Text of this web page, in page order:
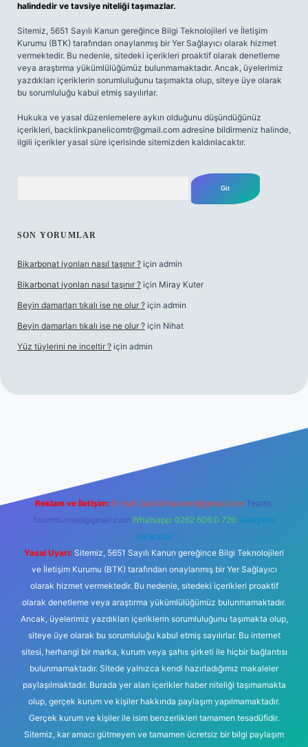
halindedir ve tavsiye niteliği taşımazlar.
Sitemiz, 5651 Sayılı Kanun gereğince Bilgi Teknolojileri ve İletişim
Kurumu (BTK) tarafından onaylanmış bir Yer Sağlayıcı olarak hizmet
vermektedir. Bu nedenle, sitedeki içerikleri proaktif olarak denetleme
veya araştırma yükümlülüğümüz bulunmamaktadır. Ancak, üyelerimiz
yazdıkları içeriklerin sorumluluğunu taşımakta olup, siteye üye olarak
bu sorumluluğu kabul etmiş sayılırlar.
Hukuka ve yasal düzenlemelere aykırı olduğunu düşündüğünüz
içerikleri, backlinkpanelicomtr@gmail.com adresine bildirmeniz halinde,
ilgili içerikler yasal süre içerisinde sitemizden kaldırılacaktır.
SON YORUMLAR
Bikarbonat iyonları nasıl taşınır ? için admin
Bikarbonat iyonları nasıl taşınır ? için Miray Kuter
Beyin damarları tıkalı ise ne olur ? için admin
Beyin damarları tıkalı ise ne olur ? için Nihat
Yüz tüylerini ne inceltir ? için admin
Reklam ve İletişim: E-mail: backlinkpaneli@gmail.com Teams:
forumhizmeti@gmail.com Whatsapp: 0262 606 0 726 Telegram:
@karabul
Yasal Uyarı: Sitemiz, 5651 Sayılı Kanun gereğince Bilgi Teknolojileri
ve İletişim Kurumu (BTK) tarafından onaylanmış bir Yer Sağlayıcı
olarak hizmet vermektedir. Bu nedenle, sitedeki içerikleri proaktif
olarak denetleme veya araştırma yükümlülüğümüz bulunmamaktadır.
Ancak, üyelerimiz yazdıkları içeriklerin sorumluluğunu taşımakta olup,
siteye üye olarak bu sorumluluğu kabul etmiş sayılırlar. Bu internet
sitesi, herhangi bir marka, kurum veya şahıs şirketi ile hiçbir bağlantısı
bulunmamaktadır. Sitede yalnızca kendi hazırladığımız makaleler
paylaşılmaktadır. Burada yer alan içerikler haber niteliği taşımamakta
olup, gerçek kurum ve kişiler hakkında paylaşım yapılmamaktadır.
Gerçek kurum ve kişiler ile isim benzerlikleri tamamen tesadüfidir.
Sitemiz, kar amacı gütmeyen ve tamamen ücretsiz bir bilgi paylaşım